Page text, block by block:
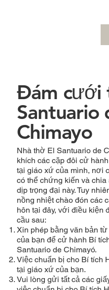
Đám cưới
Santuario
Chimayo
Nhà thờ El Santuario de
khích các cặp đôi cử
tại giáo xứ của mình, nơi
có thể chứng kiến và chia
dịp trọng đại này. Tuy
nồng nhiệt chào đón các
hôn tại đây, với điều kiện
cầu sau:
Xin phép bằng văn bản
của bạn để cử hành Bí
Santuario de Chimayó.
Việc chuẩn bị cho Bí tích
tại giáo xứ của bạn.
Vui lòng gửi tất cả các